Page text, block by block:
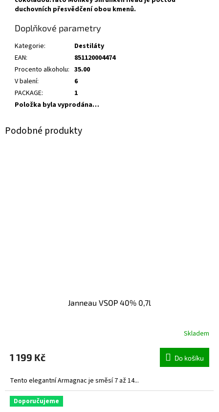
duchovních přesvědčení obou kmenů.
Doplňkové parametry
Kategorie:
Destiláty
EAN:
851120004474
Procento alkoholu: 35.00
V balení:
6
PACKAGE:
1
Položka byla vyprodána…
Janneau VSOP 40% 0,7l
Skladem
1 199 Kč Do košíku
Tento elegantní Armagnac je směsí 7 až 14...
Doporučujeme